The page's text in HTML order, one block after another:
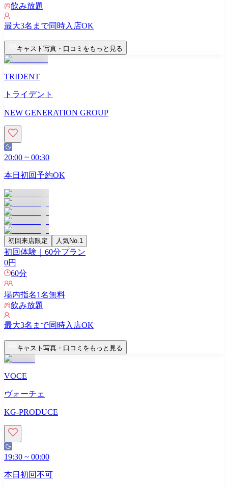
飲み放題
最大3名まで同時入店OK
キャスト写真・口コミをもっと見る
TRIDENT
トライデント
NEW GENERATION GROUP
20:00 ~ 00:30
本日初回予約OK
初回来店限定 人気No.1
初回体験｜60分プラン
0円
60分
場内指名1名無料
飲み放題
最大3名まで同時入店OK
キャスト写真・口コミをもっと見る
VOCE
ヴォーチェ
KG-PRODUCE
19:30 ~ 00:00
本日初回不可